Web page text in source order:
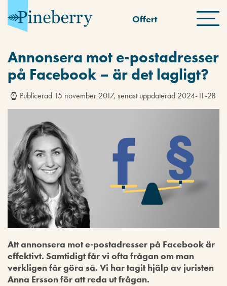
Offert
Annonsera mot e-postadresser
på Facebook – är det lagligt?
Publicerad 15 november 2017, senast uppdaterad 2024-11-28
Att annonsera mot e-postadresser på Facebook är
effektivt. Samtidigt får vi ofta frågan om man
verkligen får göra så. Vi har tagit hjälp av juristen
Anna Ersson för att reda ut frågan.